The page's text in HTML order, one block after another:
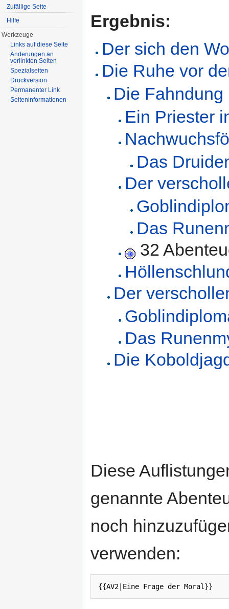
Ergebnis:
Der sich den
Die Ruhe vor
Die Fahndung
Ein Priester
Das
Der
Das
32
Der
Das
Die
Diese
genannte
noch
verwenden:
Zufällige Seite
Hilfe
Werkzeuge
Links auf diese Seite
Änderungen an
verlinkten Seiten
Spezialseiten
Druckversion
Permanenter Link
Seiteninformationen